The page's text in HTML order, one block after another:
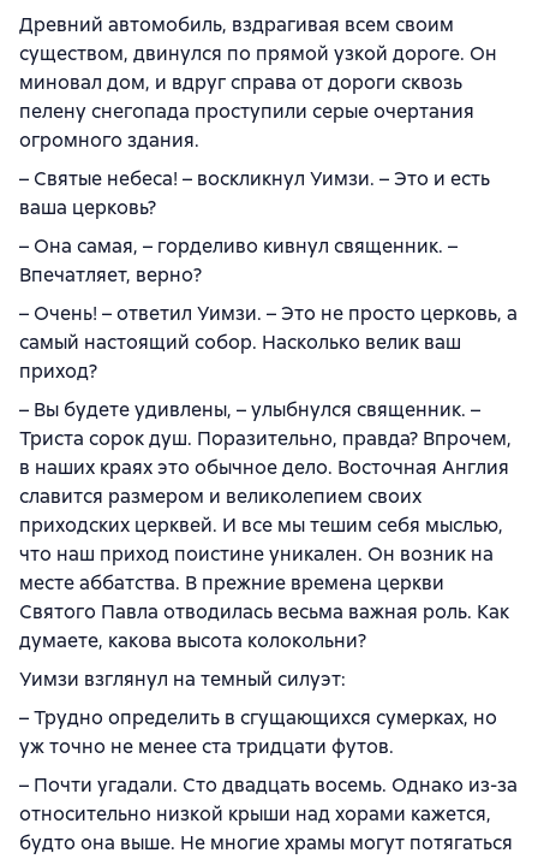
Древний автомобиль, вздрагивая всем своим
существом, двинулся по прямой узкой дороге. Он
миновал дом, и вдруг справа от дороги сквозь
пелену снегопада проступили серые очертания
огромного здания.
– Святые небеса! – воскликнул Уимзи. – Это и есть
ваша церковь?
– Она самая, – горделиво кивнул священник. –
Впечатляет, верно?
– Очень! – ответил Уимзи. – Это не просто церковь, а
самый настоящий собор. Насколько велик ваш
приход?
– Вы будете удивлены, – улыбнулся священник. –
Триста сорок душ. Поразительно, правда? Впрочем,
в наших краях это обычное дело. Восточная Англия
славится размером и великолепием своих
приходских церквей. И все мы тешим себя мыслью,
что наш приход поистине уникален. Он возник на
месте аббатства. В прежние времена церкви
Святого Павла отводилась весьма важная роль. Как
думаете, какова высота колокольни?
Уимзи взглянул на темный силуэт:
– Трудно определить в сгущающихся сумерках, но
уж точно не менее ста тридцати футов.
– Почти угадали. Сто двадцать восемь. Однако из-за
относительно низкой крыши над хорами кажется,
будто она выше. Не многие храмы могут потягаться